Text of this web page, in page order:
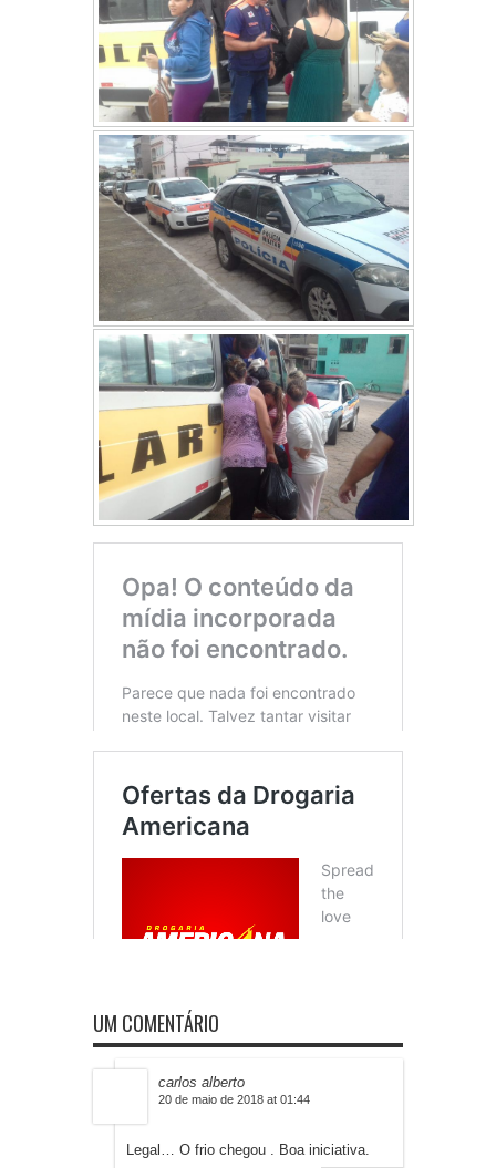
UM COMENTÁRIO
carlos alberto
20 de maio de 2018 at 01:44
Legal… O frio chegou . Boa iniciativa.